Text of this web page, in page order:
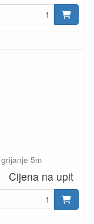
5m
Cijena na upit